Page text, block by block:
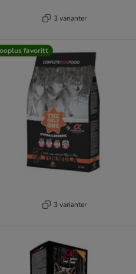
3 varianter
favoritt
3 varianter